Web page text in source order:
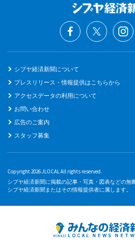
シブヤ経済新聞について
プレスリリース・情報提供はこちらから
アクセスデータの利用について
お問い合わせ
広告のご案内
スタッフ募集
Copyright 2026 JLOCAL All rights reserved.
シブヤ経済新聞に掲載の記事・写真・図表などの無
シブヤ経済新聞またはその情報提供者に属します。